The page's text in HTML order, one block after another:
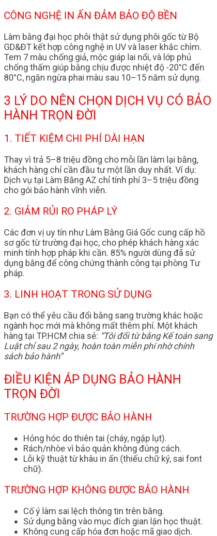
CÔNG NGHỆ IN ẤN ĐẢM BẢO ĐỘ BỀN
Làm bằng đại học phôi thật sử dụng phôi gốc từ Bộ
GD&ĐT kết hợp công nghệ in UV và laser khắc chìm.
Tem 7 màu chống giả, mộc giáp lai nổi, và lớp phủ
chống thấm giúp bằng chịu được nhiệt độ -20°C đến
80°C, ngăn ngừa phai màu sau 10–15 năm sử dụng.
3 LÝ DO NÊN CHỌN DỊCH VỤ CÓ BẢO
HÀNH TRỌN ĐỜI
1. TIẾT KIỆM CHI PHÍ DÀI HẠN
Thay vì trả 5–8 triệu đồng cho mỗi lần làm lại bằng,
khách hàng chỉ cần đầu tư một lần duy nhất. Ví dụ:
Dịch vụ tại Làm Bằng AZ chỉ tính phí 3–5 triệu đồng
cho gói bảo hành vĩnh viễn.
2. GIẢM RỦI RO PHÁP LÝ
Các đơn vị uy tín như Làm Bằng Giá Gốc cung cấp hồ
sơ gốc từ trường đại học, cho phép khách hàng xác
minh tính hợp pháp khi cần. 85% người dùng đã sử
dụng bằng để công chứng thành công tại phòng Tư
pháp.
3. LINH HOẠT TRONG SỬ DỤNG
Bạn có thể yêu cầu đổi bằng sang trường khác hoặc
ngành học mới mà không mất thêm phí. Một khách
hàng tại TP.HCM chia sẻ: “Tôi đổi từ bằng Kế toán sang
Luật chỉ sau 2 ngày, hoàn toàn miễn phí nhờ chính
sách bảo hành”
ĐIỀU KIỆN ÁP DỤNG BẢO HÀNH
TRỌN ĐỜI
TRƯỜNG HỢP ĐƯỢC BẢO HÀNH
Hỏng hóc do thiên tai (cháy, ngập lụt).
Rách/nhòe vì bảo quản không đúng cách.
Lỗi kỹ thuật từ khâu in ấn (thiếu chữ ký, sai font
chữ).
TRƯỜNG HỢP KHÔNG ĐƯỢC BẢO HÀNH
Cố ý làm sai lệch thông tin trên bằng.
Sử dụng bằng vào mục đích gian lận học thuật.
Không cung cấp hóa đơn hoặc mã giao dịch.